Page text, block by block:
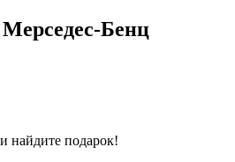
Бенц
найдите подарок!